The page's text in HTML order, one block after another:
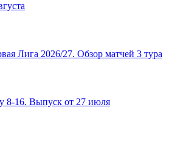
Лига 2026/27. Обзор матчей 3 тура
8-16. Выпуск от 27 июля